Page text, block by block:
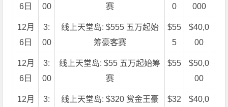
6日
00
赛
0
000
12月
6日
3:
00
线上天堂岛: $555 五万起始
筹豪客赛
$55
5
$40,0
00
12月
6日
3:
00
线上天堂岛: $55 五万起始筹
赛
$55
$50,0
00
12月
3:
线上天堂岛: $320 赏金王豪
$32
$40,0